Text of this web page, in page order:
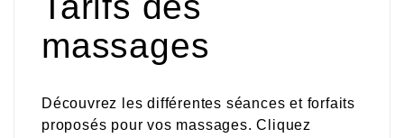
massages
Découvrez les différentes séances et forfaits
proposés pour vos massages. Cliquez